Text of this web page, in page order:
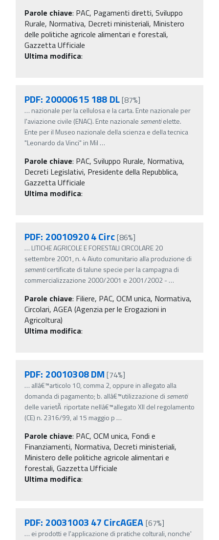
Parole chiave: PAC, Pagamenti diretti, Sviluppo
Rurale, Normativa, Decreti ministeriali, Ministero
delle politiche agricole alimentari e forestali,
Gazzetta Ufficiale
Ultima modifica:
PDF: 20000615 188 DL[87%]
… nazionale per la cellulosa e la carta. Ente nazionale per
l'aviazione civile (ENAC). Ente nazionale sementielette.
Ente per il Museo nazionale della scienza e della tecnica
"Leonardo da Vinci" in Mil …
Parole chiave: PAC, Sviluppo Rurale, Normativa,
Decreti Legislativi, Presidente della Repubblica,
Gazzetta Ufficiale
Ultima modifica:
PDF: 20010920 4 Circ[86%]
… LITICHE AGRICOLE E FORESTALI CIRCOLARE 20
settembre 2001, n. 4 Aiuto comunitario alla produzione di
sementicertificate di talune specie per la campagna di
commercializzazione 2000/2001 e 2001/2002 -…
Parole chiave: Filiere, PAC, OCM unica, Normativa,
Circolari, AGEA (Agenzia per le Erogazioni in
Agricoltura)
Ultima modifica:
PDF: 20010308 DM [74%]
… allâ€™articolo 10, comma 2, oppure in allegato alla
domanda di pagamento; b. allâ€™utilizzazione di sementi
delle varietÃ riportate nellâ€™allegato XII del regolamento
(CE) n. 2316/99, al 15 maggio p …
Parole chiave: PAC, OCM unica, Fondi e
Finanziamenti, Normativa, Decreti ministeriali,
Ministero delle politiche agricole alimentari e
forestali, Gazzetta Ufficiale
Ultima modifica:
PDF: 20031003 47 CircAGEA [67%]
… ei prodotti e l'applicazione di pratiche colturali, nonche'